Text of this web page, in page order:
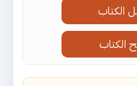
الكتاب
الكتاب